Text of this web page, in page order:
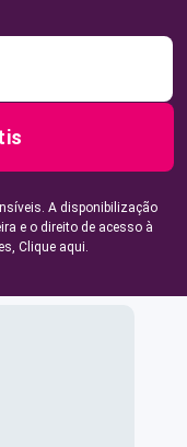
A disponibilização
e o direito de acesso à
Clique aqui.